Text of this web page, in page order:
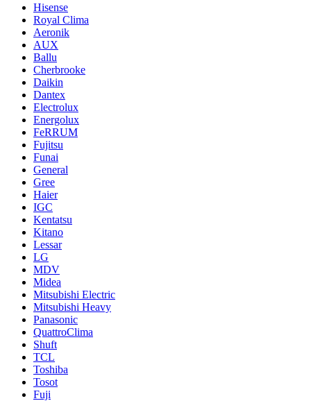
Hisense
Royal Clima
Aeronik
AUX
Ballu
Cherbrooke
Daikin
Dantex
Electrolux
Energolux
FeRRUM
Fujitsu
Funai
General
Gree
Haier
IGC
Kentatsu
Kitano
Lessar
LG
MDV
Midea
Mitsubishi Electric
Mitsubishi Heavy
Panasonic
QuattroClima
Shuft
TCL
Toshiba
Tosot
Fuji